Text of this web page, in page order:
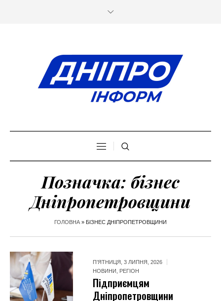
Позначка: бізнес
Дніпропетровщини
ГОЛОВНА » БІЗНЕС ДНІПРОПЕТРОВЩИНИ
П’ЯТНИЦЯ, 3 ЛИПНЯ, 2026
НОВИНИ
РЕГІОН
Підприємцям
Дніпропетровщини